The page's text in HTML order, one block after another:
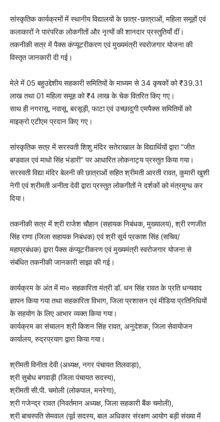
सांस्कृतिक कार्यक्रमों में स्थानीय विद्यालयों के छात्र-छात्राओं, महिला समूहों एवं
कलाकारों ने पारंपरिक लोकगीतों और नृत्यों की शानदार प्रस्तुतियाँ दीं।
तकनीकी सत्र में पैक्स कंप्यूटरीकरण एवं मुख्यमंत्री स्वरोजगार योजना की
विस्तृत जानकारी दी गई।
मेले में 05 बहुउद्देशीय सहकारी समितियों के माध्यम से 34 कृषकों को ₹39.31
लाख तथा 01 महिला समूह को ₹4 लाख के चेक वितरित किए गए।
साथ ही नगरासू, नवासू, बरसूड़ी, फाटा एवं उच्छादुगी एमपैक्स समितियों को
माइक्रो एटीएम प्रदान किए गए।
सांस्कृतिक सत्र में सरस्वती शिशु मंदिर सतेराखाल के विद्यार्थियों द्वारा “जीत
बग्डवाल एवं माधो सिंह भंडारी” पर आधारित लोकनाट्य प्रस्तुत किया गया।
सरस्वती विद्या मंदिर बेलनी की छात्राओं सहित श्रीमती आरती रावत, कुमारी खुशी
नेगी एवं श्रीमती अनीता देवी द्वारा प्रस्तुत लोकगीतों ने दर्शकों को मंत्रमुग्ध कर
दिया।
तकनीकी सत्र में श्री राजेश चौहान (सहायक निबंधक, मुख्यालय), श्री रणजीत
सिंह राणा (जिला सहायक निबंधक) एवं श्री सूर्य प्रकाश सिंह (सचिव/
महाप्रबंधक) द्वारा पैक्स कंप्यूटरीकरण एवं मुख्यमंत्री स्वरोजगार योजना से
संबंधित तकनीकी जानकारी साझा की गई।
कार्यक्रम के अंत में मा० सहकारिता मंत्री डॉ. धन सिंह रावत के प्रति धन्यवाद
ज्ञापन किया गया तथा सहकारिता विभाग, जिला प्रशासन एवं मीडिया प्रतिनिधियों
के सहयोग के लिए आभार व्यक्त किया गया।
कार्यक्रम का संचालन श्री किशन सिंह रावत, अनुदेशक, जिला सेवायोजन
कार्यालय, रुद्रप्रयाग द्वारा किया गया।
श्रीमती विनीता देवी (अध्यक्ष, नगर पंचायत तिलवाड़ा),
श्री सुबोध बगवाड़ी (जिला पंचायत सदस्य),
श्रीमती सी.पी. चमोली (लोकपाल, मनरेगा),
श्री गजेन्द्र रावत (निवर्तमान अध्यक्ष, जिला सहकारी बैंक चमोली),
श्री बाचस्पति सेमवाल (पूर्व सदस्य, बाल अधिकार संरक्षण आयोग बड़ी संख्या में